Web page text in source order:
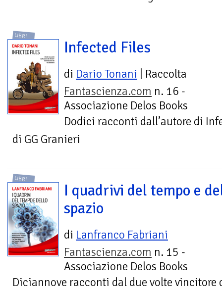
LIBRI
Infected Files
di Dario Tonani | Raccolta
Fantascienza.com n. 16 -
Associazione Delos Books
Dodici racconti dall’autore di
di GG Granieri
LIBRI
I quadrivi del tempo e
spazio
di Lanfranco Fabriani
Fantascienza.com n. 15 -
Associazione Delos Books
Diciannove racconti dal due volte vincitore